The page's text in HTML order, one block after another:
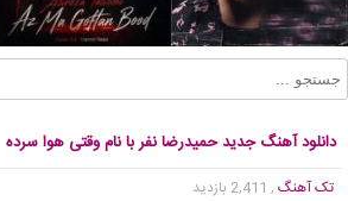
دانلود آهنگ جدید حمیدرضا نفر با نام وقتی هوا سرده
تک آهنگ , 2,411 بازدید